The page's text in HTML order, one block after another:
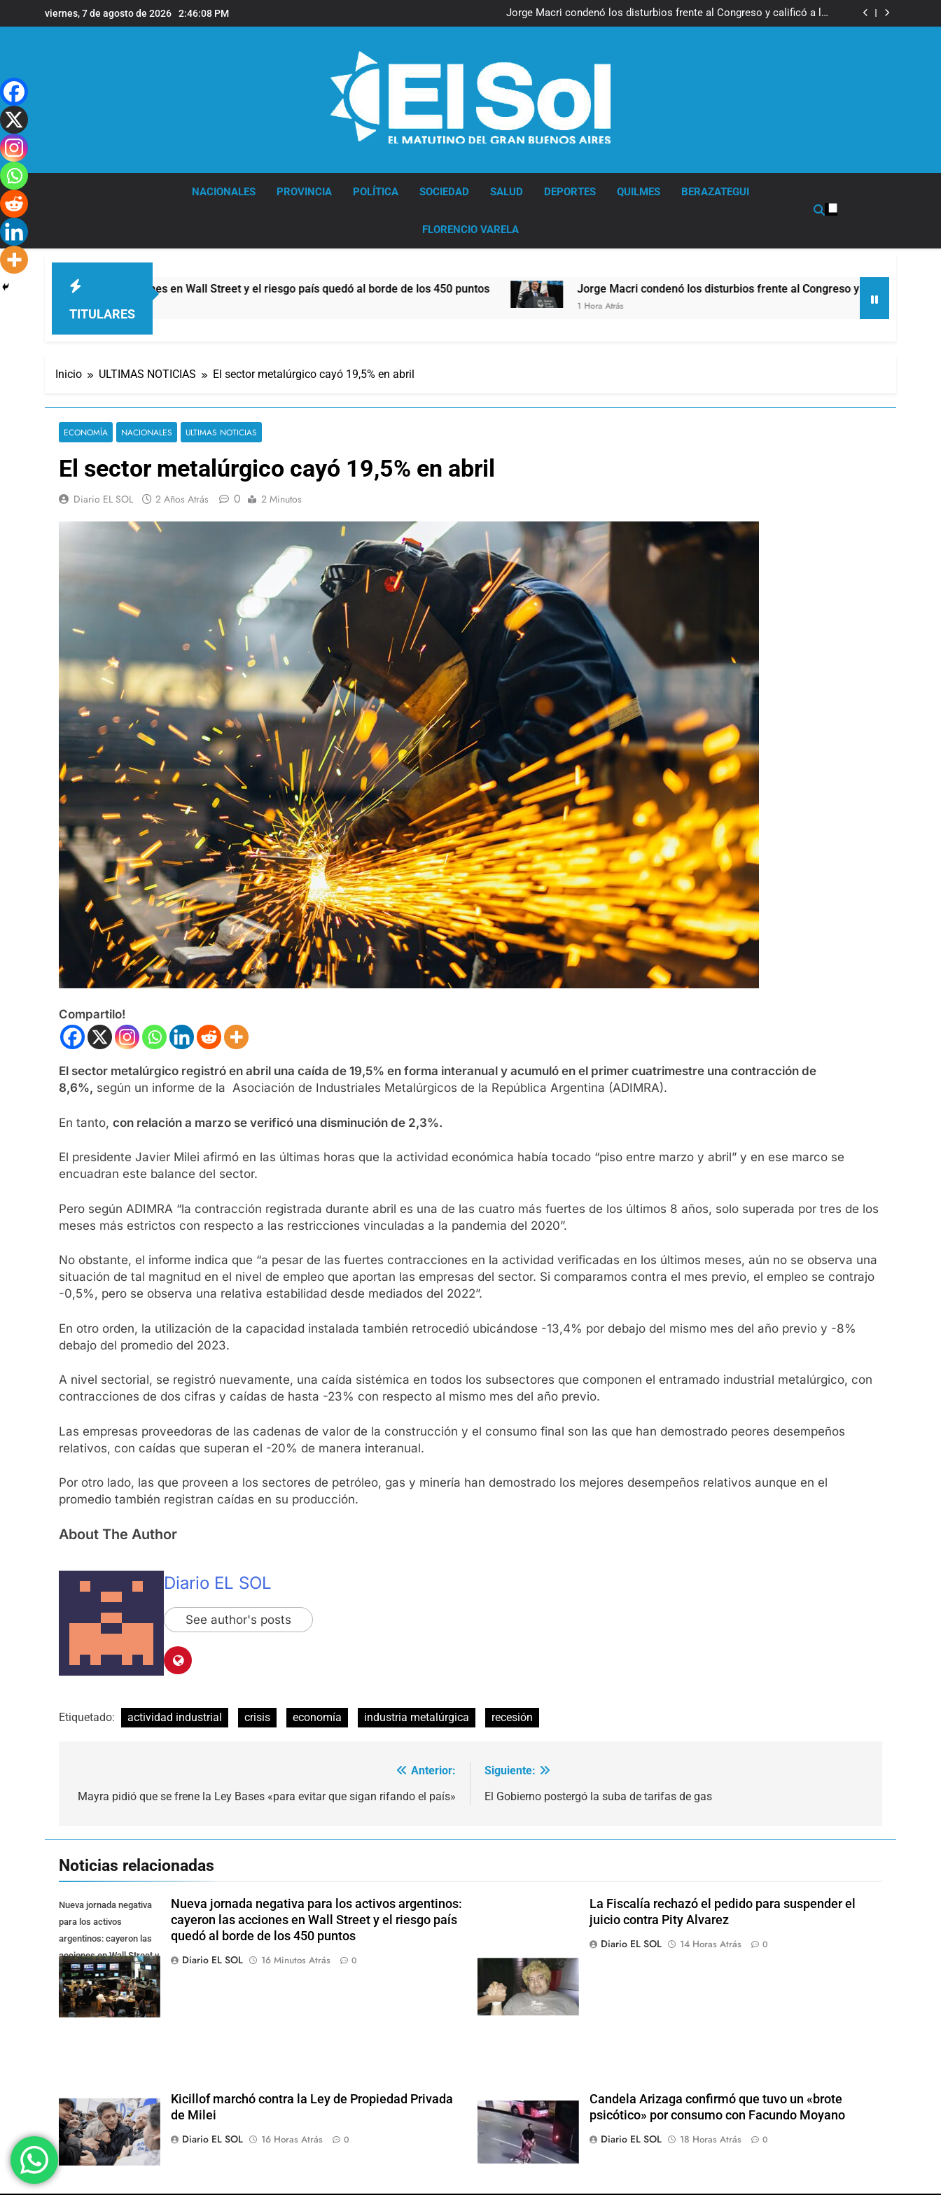
al
viernes, 7 de agosto de 2026 2:46:09 PM
en Wall Street y el riesgo país quedó al borde de los 450 puntos
Jorge Macri condenó los disturbios frente al Congreso y calificó a los
responsables como «delincuentes anarquistas»
Día Internacional de la Cerveza: los tres secretos para servirla
en Wall Street y el riesgo país quedó al borde de los 450 puntos
Jorge Macri condenó los disturbios frente al Congreso y calificó a los
Día Internacional de la Cerveza: los tres secretos para servirla
El frío polar se instala en Buenos Aires: mejora el tiempo y llegan las
NACIONALES PROVINCIA POLÍTICA SOCIEDAD SALUD DEPORTES QUILMES BERAZATEGUI
FLORENCIO VARELA
TITULARES
acciones en Wall Street y el riesgo país quedó al borde de los 450 puntos Jorge Macri condenó los disturbios frente al Congreso y calificó a los responsables como
1 Hora Atrás
Inicio ULTIMAS NOTICIAS El sector metalúrgico cayó 19,5% en abril
ECONOMÍA NACIONALES ULTIMAS NOTICIAS
El sector metalúrgico cayó 19,5% en abril
Diario EL SOL 2 Años Atrás 0 2 Minutos
Compartilo!
El sector metalúrgico registró en abril una caída de 19,5% en forma interanual y acumuló en el primer cuatrimestre una contracción de
8,6%, según un informe de la Asociación de Industriales Metalúrgicos de la República Argentina (ADIMRA).
En tanto, con relación a marzo se verificó una disminución de 2,3%.
El presidente Javier Milei afirmó en las últimas horas que la actividad económica había tocado “piso entre marzo y abril” y en ese marco se
encuadran este balance del sector.
Pero según ADIMRA “la contracción registrada durante abril es una de las cuatro más fuertes de los últimos 8 años, solo superada por tres de los
meses más estrictos con respecto a las restricciones vinculadas a la pandemia del 2020”.
No obstante, el informe indica que “a pesar de las fuertes contracciones en la actividad verificadas en los últimos meses, aún no se observa una
situación de tal magnitud en el nivel de empleo que aportan las empresas del sector. Si comparamos contra el mes previo, el empleo se contrajo
-0,5%, pero se observa una relativa estabilidad desde mediados del 2022”.
En otro orden, la utilización de la capacidad instalada también retrocedió ubicándose -13,4% por debajo del mismo mes del año previo y -8%
debajo del promedio del 2023.
A nivel sectorial, se registró nuevamente, una caída sistémica en todos los subsectores que componen el entramado industrial metalúrgico, con
contracciones de dos cifras y caídas de hasta -23% con respecto al mismo mes del año previo.
Las empresas proveedoras de las cadenas de valor de la construcción y el consumo final son las que han demostrado peores desempeños
relativos, con caídas que superan el -20% de manera interanual.
Por otro lado, las que proveen a los sectores de petróleo, gas y minería han demostrado los mejores desempeños relativos aunque en el
promedio también registran caídas en su producción.
About The Author
Diario EL SOL
See author's posts
Etiquetado: actividad industrial crisis economía industria metalúrgica recesión
de
Anterior:
Mayra pidió que se frene la Ley Bases «para evitar que sigan rifando el país»
Siguiente:
El Gobierno postergó la suba de tarifas de gas
Noticias relacionadas
Nueva jornada negativa
para los activos
argentinos: cayeron las
acciones en Wall Street y
el riesgo país quedó al
borde de los 450 punt
Nueva jornada negativa para los activos argentinos:
cayeron las acciones en Wall Street y el riesgo país
quedó al borde de los 450 puntos
Diario EL SOL
16 Minutos Atrás 0
La Fiscalía rechazó el pedido para suspender el
juicio contra Pity Alvarez
Diario EL SOL
14 Horas Atrás 0
Kicillof marchó contra la Ley de Propiedad Privada
de Milei
Diario EL SOL
16 Horas Atrás 0
Candela Arizaga confirmó que tuvo un «brote
psicótico» por consumo con Facundo Moyano
Diario EL SOL
18 Horas Atrás 0